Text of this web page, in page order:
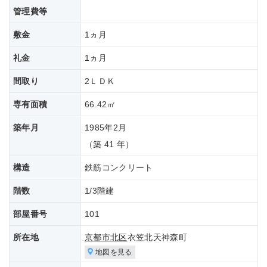
管理費等
敷金 1ヵ月
礼金 1ヵ月
間取り 2ＬＤＫ
専有面積 66.42㎡
築年月
1985年2月
（築 41 年）
構造 鉄筋コンクリート
階数 1/3階建
部屋番号 101
所在地 京都市北区衣笠北天神森町
地図を見る